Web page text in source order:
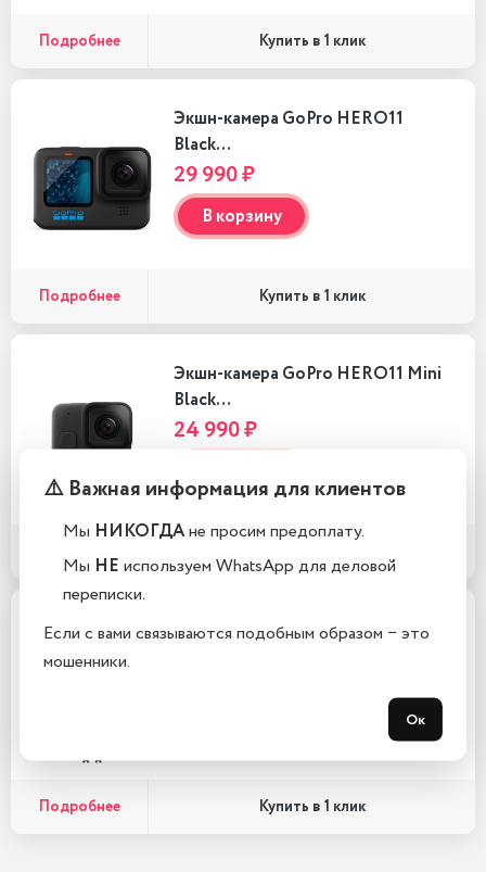
Подробнее Купить в 1 клик
Экшн-камера GoPro HERO11
Black…
29 990 ₽
В корзину
Подробнее Купить в 1 клик
Экшн-камера GoPro HERO11 Mini
Black…
24 990 ₽
Экшн-камера GoPro HERO12
Подробнее Купить в 1 клик
⚠️ Важная информация для клиентов
Мы НИКОГДАне просим предоплату.
Мы НЕ используем WhatsApp для деловой
переписки.
Если с вами связываются подобным образом − это
мошенники.
Ок